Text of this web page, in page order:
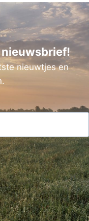
nieuwtjes en